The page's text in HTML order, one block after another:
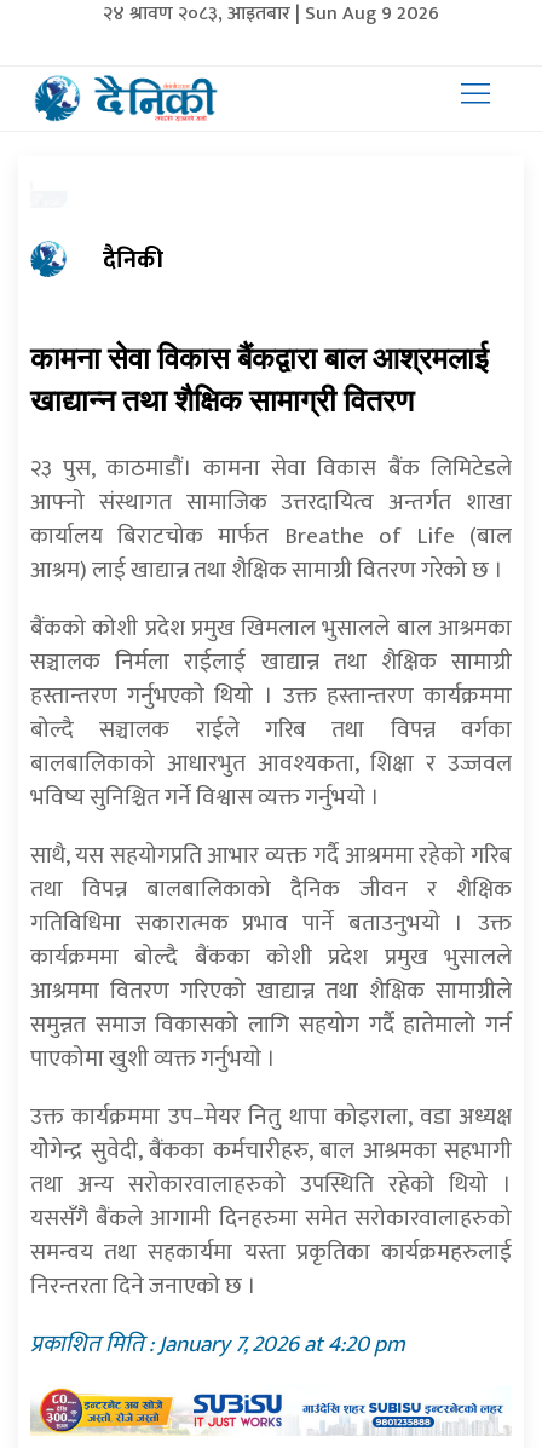
२४ श्रावण २०८३, आइतबार | Sun Aug 9 2026
दैनिकी
कामना सेवा विकास बैंकद्वारा बाल आश्रमलाई
खाद्यान्न तथा शैक्षिक सामाग्री वितरण
२३ पुस, काठमाडाैं। कामना सेवा विकास बैंक लिमिटेडले
आफ्नो संस्थागत सामाजिक उत्तरदायित्व अन्तर्गत शाखा
कार्यालय बिराटचोक मार्फत Breathe of Life (बाल
आश्रम) लाई खाद्यान्न तथा शैक्षिक सामाग्री वितरण गरेको छ ।
बैंकको कोशी प्रदेश प्रमुख खिमलाल भुसालले बाल आश्रमका
सञ्चालक निर्मला राईलाई खाद्यान्न तथा शैक्षिक सामाग्री
हस्तान्तरण गर्नुभएकाे थियाे । उक्त हस्तान्तरण कार्यक्रममा
बोल्दै सञ्चालक राईले गरिब तथा विपन्न वर्गका
बालबालिकाको आधारभुत आवश्यकता, शिक्षा र उज्जवल
भविष्य सुनिश्चित गर्ने विश्वास व्यक्त गर्नुभयाे ।
साथै, यस सहयोगप्रति आभार व्यक्त गर्दै आश्रममा रहेको गरिब
तथा विपन्न बालबालिकाको दैनिक जीवन र शैक्षिक
गतिविधिमा सकारात्मक प्रभाव पार्ने बताउनुभयाे । उक्त
कार्यक्रममा बोल्दै बैंकका कोशी प्रदेश प्रमुख भुसालले
आश्रममा वितरण गरिएको खाद्यान्न तथा शैक्षिक सामाग्रीले
समुन्नत समाज विकासको लागि सहयोग गर्दै हातेमालो गर्न
पाएकोमा खुशी व्यक्त गर्नुभयाे ।
उक्त कार्यक्रममा उप–मेयर नितु थापा कोइराला, वडा अध्यक्ष
योेगेन्द्र सुवेदी, बैंकका कर्मचारीहरु, बाल आश्रमका सहभागी
तथा अन्य सरोकारवालाहरुको उपस्थिति रहेको थियो ।
यससँगै बैंकले आगामी दिनहरुमा समेत सरोकारवालाहरुको
समन्वय तथा सहकार्यमा यस्ता प्रकृतिका कार्यक्रमहरुलाई
निरन्तरता दिने जनाएको छ ।
प्रकाशित मिति : January 7, 2026 at 4:20 pm